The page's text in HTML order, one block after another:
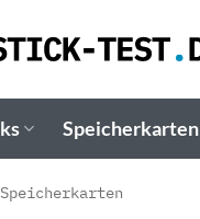
Speicherkarten
Speicherkarten